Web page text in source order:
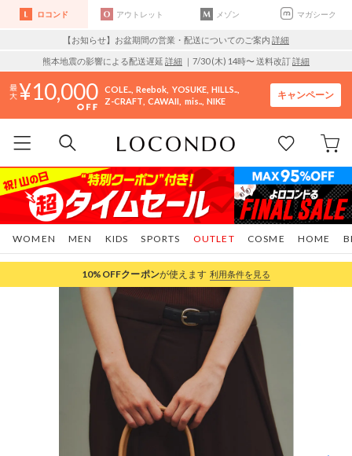
ロコンド アウトレット メゾン マガシーク
【お知らせ】お盆期間の営業・配送についてのご案内 詳細
熊本地震の影響による配送遅延 詳細 ｜7/30 (木) 14時〜 送料改訂詳細
10,000 COLE.. Reebok YOSUKE HILLS..
Z-CRAFT CAWAII mis.. NIKE
キャンペーン
WOMEN MEN KIDS SPORTS COSME HOME
OUTLET
10%OFFクーポンが使えます 利用条件を見る